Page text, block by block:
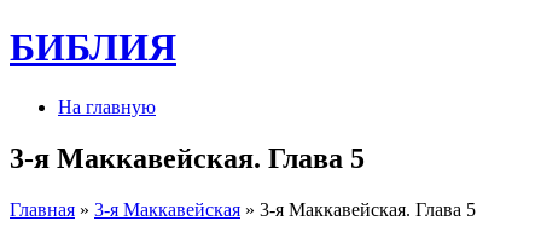
БИБЛИЯ
На главную
3-я Маккавейская. Глава 5
Главная » 3-я Маккавейская » 3-я Маккавейская. Глава 5